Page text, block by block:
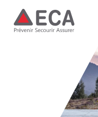
Entreprises